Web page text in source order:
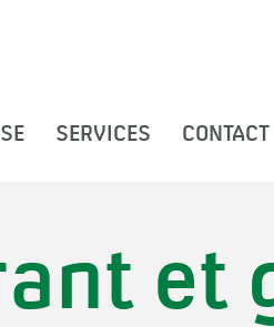
SERVICES CONTACT
et